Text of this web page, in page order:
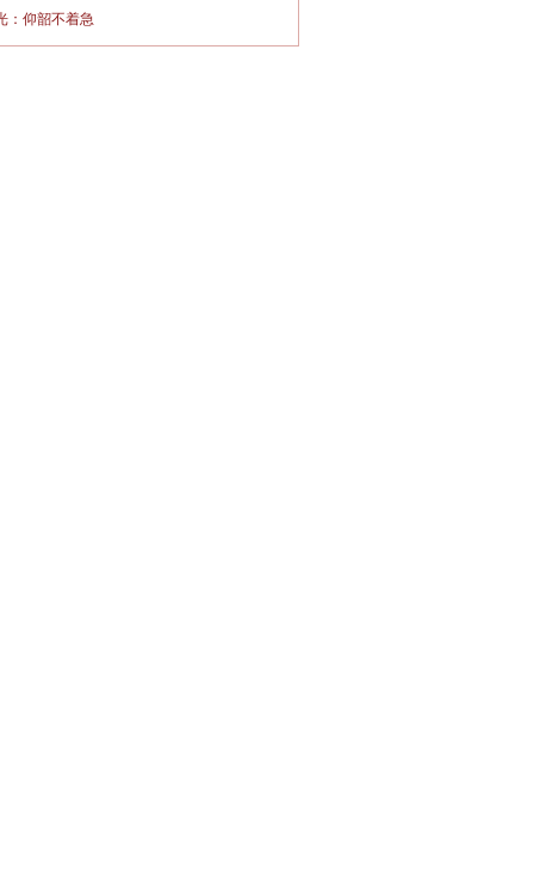
：仰韶不着急